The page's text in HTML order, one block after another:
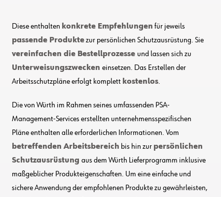
Diese enthalten konkrete Empfehlungen für jeweils
passende Produktezur persönlichen Schutzausrüstung. Sie
vereinfachen die Bestellprozesse und lassen sich zu
Unterweisungszwecken einsetzen. Das Erstellen der
Arbeitsschutzpläne erfolgt komplett kostenlos.
Die von Würth im Rahmen seines umfassenden PSA-
Management-Services erstellten unternehmensspezifischen
Pläne enthalten alle erforderlichen Informationen. Vom
betreffenden Arbeitsbereich bis hin zur persönlichen
Schutzausrüstung aus dem Würth Lieferprogramm inklusive
maßgeblicher Produkteigenschaften. Um eine einfache und
sichere Anwendung der empfohlenen Produkte zu gewährleisten,